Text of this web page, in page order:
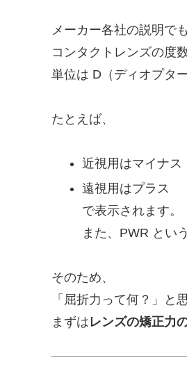
メーカー各社の説明でも
コンタクトレンズの度
単位は D（ディオプタ
たとえば、
近視用はマイナス
遠視用はプラス
で表示されます。
また、PWR とい
そのため、
「屈折力って何？」と
まずはレンズの矯正力